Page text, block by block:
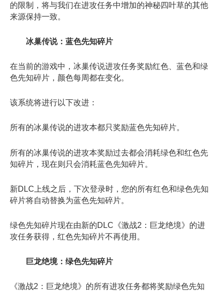
的限制，将与我们在进攻任务中增加的神秘四叶草的其他
来源保持一致。
冰巢传说：蓝色先知碎片
在当前的游戏中，冰巢传说进攻任务奖励红色、蓝色和绿
色先知碎片，颜色每周都在变化。
该系统将进行以下改进：
所有的冰巢传说的进攻本都只奖励蓝色先知碎片。
所有的冰巢传说的进攻本奖励过去都会消耗绿色和红色先
知碎片，现在则只会消耗蓝色先知碎片。
新DLC上线之后，下次登录时，您的所有红色和绿色先知
碎片将自动替换为蓝色先知碎片。
绿色先知碎片现在由新的DLC《激战2：巨龙绝境》的进
攻任务获得，红色先知碎片不再使用。
巨龙绝境：绿色先知碎片
《激战2：巨龙绝境》的所有进攻任务都将奖励绿色先知